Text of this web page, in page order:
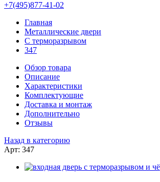
+7(495)877-41-02
Главная
Металлические двери
С терморазрывом
347
Обзор товара
Описание
Характеристики
Комплектующие
Доставка и монтаж
Дополнительно
Отзывы
Назад в категорию
Арт: 347